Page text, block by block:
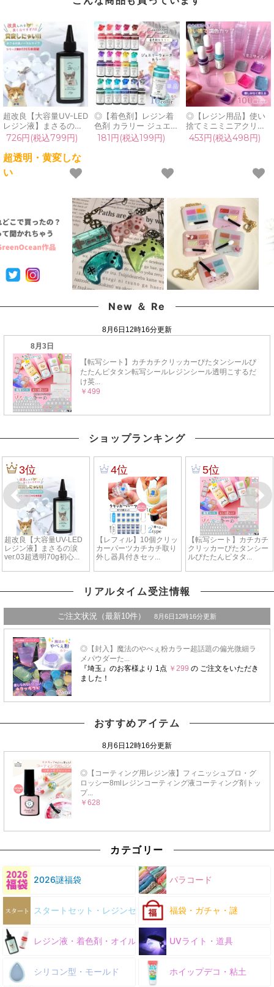
超改良【大容量UV-LED
レジン液】まさるの涙
ver.03 超透明 70g 初心
者 作家 コーティング
ハード 黄変しない 高品
質 クリア 猫 UVレジン
液 安い おすすめ
726円(税込799円)
超透明・黄変しな
い
◎【着色剤】レジン着
色剤 カラリー ジュエリ
ーウォーターカラー 単
品 レジン着色料 定番
GreenOceanオリジナ
181円(税込199円)
◎【レジン用品】使い
捨てミニミニアクリル
カップ 混合カップ 100
個 基本 パレット 着色
ジン エポキシ レジン液
453円(税込498円)
New ＆ Re
ショップランキング
リアルタイム受注情報
おすすめアイテム
カテゴリー
2026謎福袋 パラコード
スタートセット・レジンセット 福袋・ガチャ・謎
レジン液・着色剤・オイル UVライト・道具
シリコン型・モールド ホイップデコ・粘土